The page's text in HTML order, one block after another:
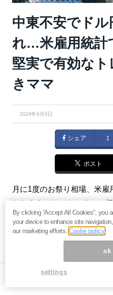
中東不安でド
れ…米雇用統計
堅実で有効な
きママ
2024年4月5日
シェア 1
ポスト
月に1度のお祭り相場、米
されます。しかし、すでに
り、その背景は中東不安が
の値動きから、雇用統計の
By clicking “Accept All Cookies”, you
your device to enhance site
our marketing efforts.Coolie policy
ok
settings